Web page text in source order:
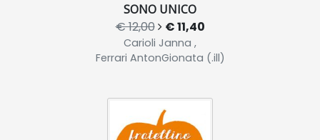
SONO UNICO
€ 12,00 € 11,40
Carioli Janna ,
Ferrari AntonGionata (.ill)